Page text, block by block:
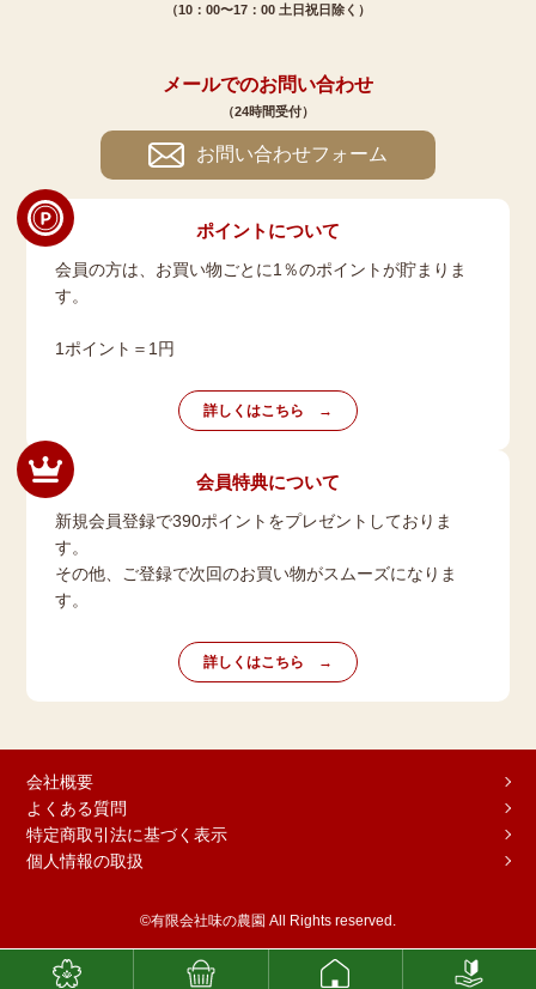
（10：00〜17：00 土日祝日除く）
メールでのお問い合わせ
（24時間受付）
お問い合わせフォーム
ポイントについて
会員の方は、お買い物ごとに1％のポイントが貯まりま
す。
1ポイント＝1円
詳しくはこちら
会員特典について
新規会員登録で390ポイントをプレゼントしておりま
す。
その他、ご登録で次回のお買い物がスムーズになりま
す。
詳しくはこちら
会社概要
よくある質問
特定商取引法に基づく表示
個人情報の取扱
©有限会社味の農園 All Rights reserved.